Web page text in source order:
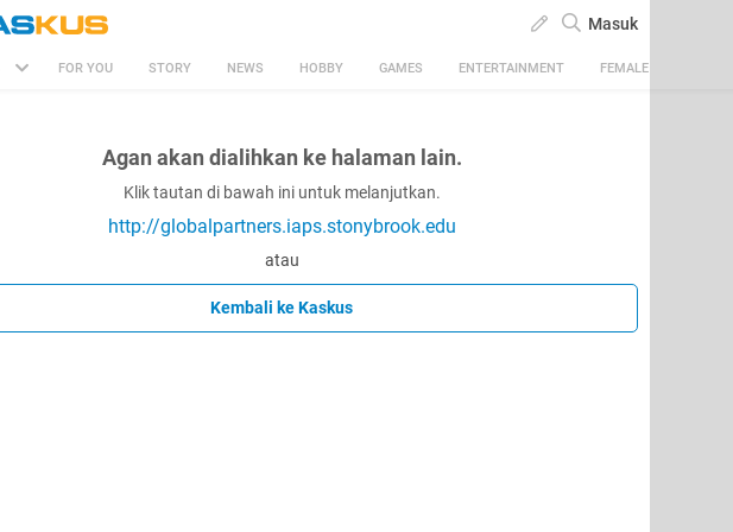
Masuk
FOR YOU STORY NEWS HOBBY GAMES ENTERTAINMENT FEMALE
Agan akan dialihkan ke halaman lain.
Klik tautan di bawah ini untuk melanjutkan.
http://globalpartners.iaps.stonybrook.edu
atau
Kembali ke Kaskus